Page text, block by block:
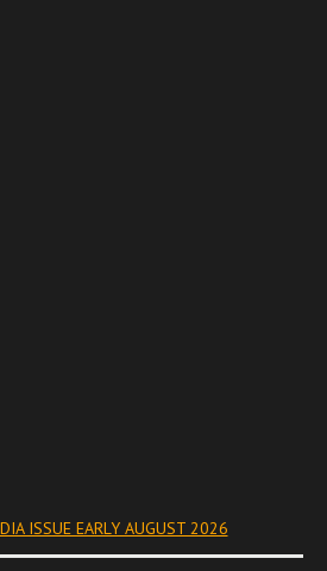
ISSUE EARLY AUGUST 2026